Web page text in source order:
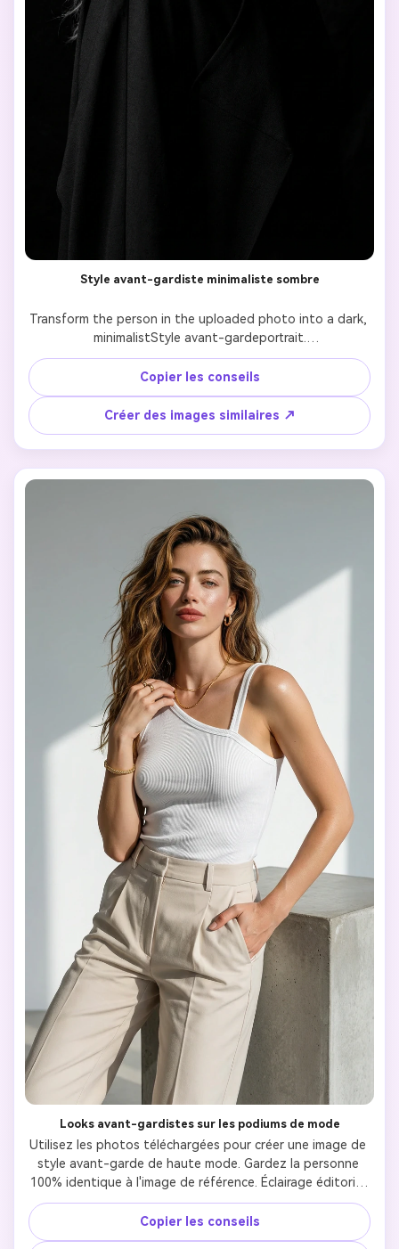
Style avant-gardiste minimaliste sombre
Transform the person in the uploaded photo into a dark,
minimalistStyle avant-gardeportrait.
Preserve the subject’s identity exactly as in the reference
image.
Low-key lighting, deep shadows, monochrome or muted
tones.
Art gallery photography aesthetic, serious expression,
unconventional framing.
Copier les conseils
Créer des images similaires ↗
Looks avant-gardistes sur les podiums de mode
Utilisez les photos téléchargées pour créer une image de
style avant-garde de haute mode. Gardez la personne
100% identique à l'image de référence. Éclairage éditorial
inspiré par les podiums, angles vifs, poses audacieuses.
Photographie de mode avant-gardiste, style magazine
luxueux, fond propre. Texture de peau très détaillée et
Copier les conseils